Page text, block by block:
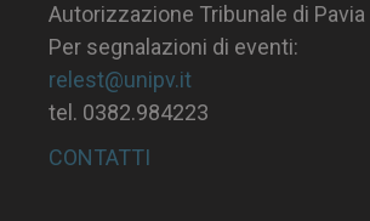
Autorizzazione Tribunale di
Per segnalazioni di eventi:
relest@unipv.it
tel. 0382.984223
CONTATTI